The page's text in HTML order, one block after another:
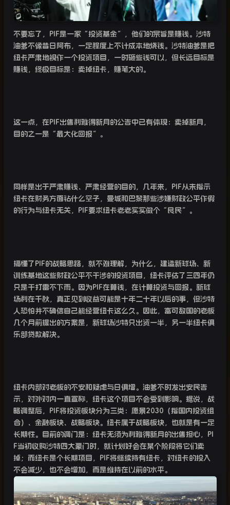
不要忘了， PIF是一家“投资基金”，他们的宗旨是赚钱。沙特
油爹不像昔日阿布，一定程度上不计成本地烧钱。沙特油爹是把
纽卡严肃地视作一个投资项目，一时砸些钱可以，但长远目标是
赚钱，终极目标是：卖掉纽卡，赚笔大的。
这一点，在 PIF出售利雅得新月的公告中已有体现：卖掉新月，
目的之一是“最大化回报”。
同样是出于严肃赚钱、严肃经营的目的，几年来， PIF从未指示
纽卡在财务方面钻什么空子，曼城和巴黎那些涉嫌财政公平作假
的行为与纽卡无关，
PIF要求纽卡老老实实做个“良民”。
搞懂了 PIF的战略思路，就不难理解，为什么，建造新球场、新
训练基地这些财政公平不干涉的投资项目，纽卡评估了三四年仍
只是干打雷不下雨。因为PIF在算钱，在计算投资与回报。新球
场利在千秋，真正见到收益可能是十年二十年以后的事，但沙特
人恐怕并不确信自己能经营纽卡这么久。因此，富可敌国的老板
几个月前提出的方案是，新球场沙特只出资一半，另一半纽卡俱
乐部贷款解决。
纽卡内部对老板的不安和疑虑与日俱增。油爹不时发出安民告
示，对外对内一直宣称，纽卡这个项目不会受到影响。据说，战
略调整后，
PIF将投资板块分为三类：愿景2030 （指国内投资组
合）、金融板块、战略板块。纽卡属于战略板块，也就是有一定
长期性。目前的调门是：纽卡无须为利雅得新月的出售担心，
PI
F当初收购沙特四大豪门时，就计划好会在某个阶段将它们卖
掉；而纽卡是个长期项目，
PIF将继续持有纽卡，对纽卡的投入
不会减少，也不会增加，而是维持在以前的水平。